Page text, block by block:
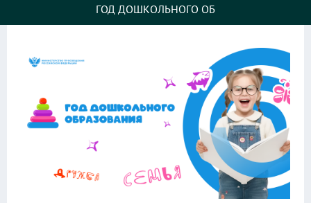
ГОД ДОШКОЛЬНОГО ОБ